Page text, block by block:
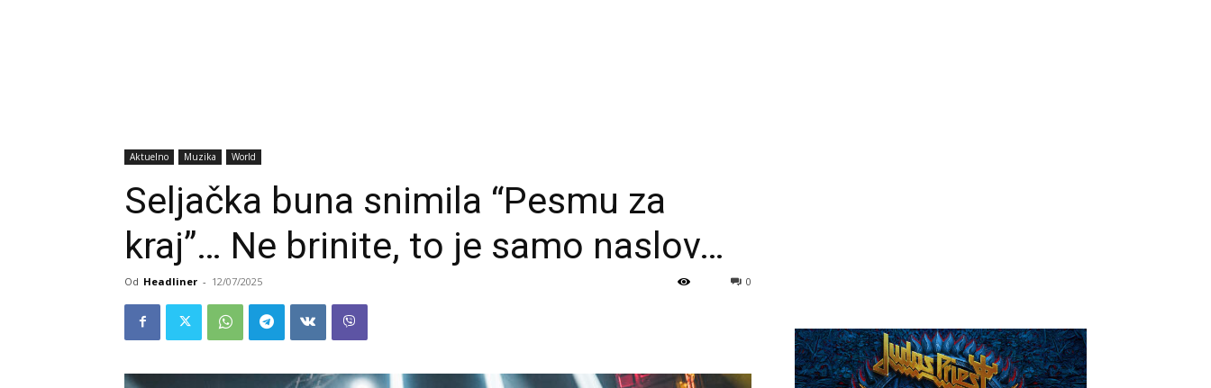
Aktuelno Muzika World
Seljačka buna snimila “Pesmu za
kraj”… Ne brinite, to je samo naslov…
Od Headliner - 12/07/2025 0